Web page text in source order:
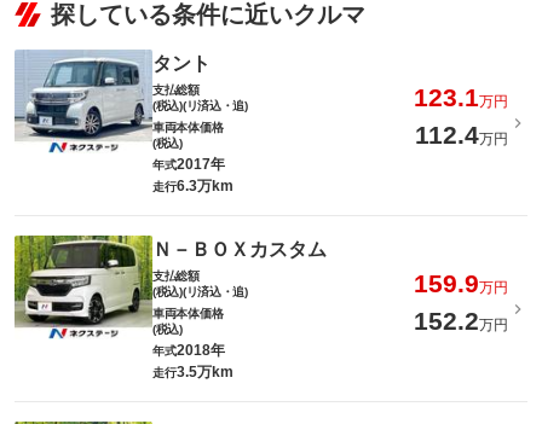
探している条件に近いクルマ
タント
支払総額
(税込)(リ済込・追)
123.1万円
車両本体価格
(税込)
112.4万円
年式2017年
走行6.3万km
Ｎ－ＢＯＸカスタム
支払総額
(税込)(リ済込・追)
159.9万円
車両本体価格
(税込)
152.2万円
年式2018年
走行3.5万km